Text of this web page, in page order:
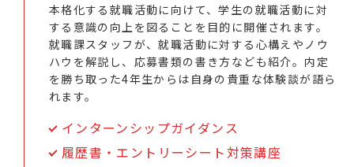
本格化する就職活動に向けて、学生の就職活動に対
する意識の向上を図ることを目的に開催されます。
就職課スタッフが、就職活動に対する心構えやノウ
ハウを解説し、応募書類の書き方なども紹介。内定
を勝ち取った4年生からは自身の貴重な体験談が語ら
れます。
インターンシップガイダンス
履歴書・エントリーシート対策講座